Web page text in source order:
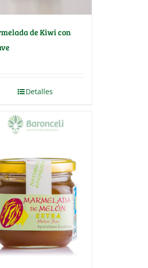
de Kiwi con
Detalles